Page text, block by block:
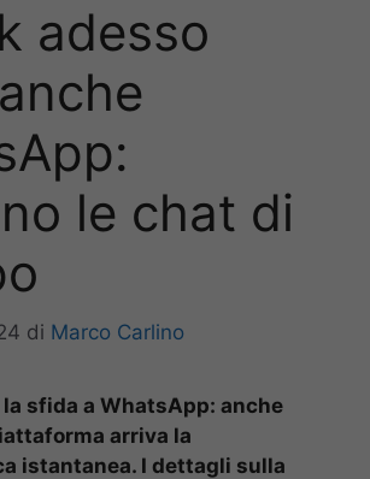
adesso
le chat di
di Marco Carlino
sfida a WhatsApp: anche
arriva la
istantanea. I dettagli sulla